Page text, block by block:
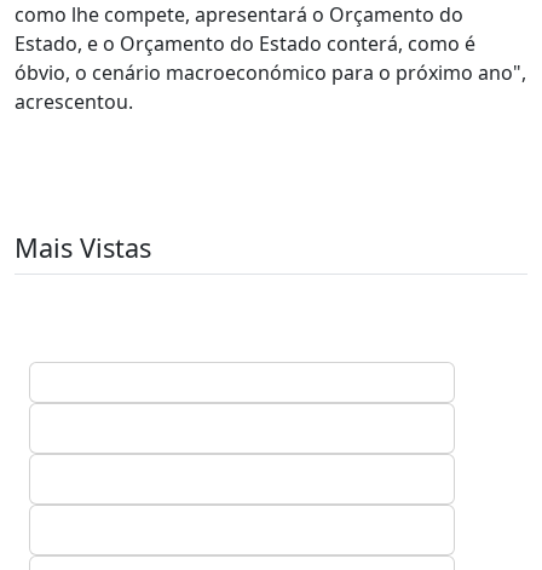
como lhe compete, apresentará o Orçamento do
Estado, e o Orçamento do Estado conterá, como é
óbvio, o cenário macroeconómico para o próximo ano",
acrescentou.
Mais Vistas